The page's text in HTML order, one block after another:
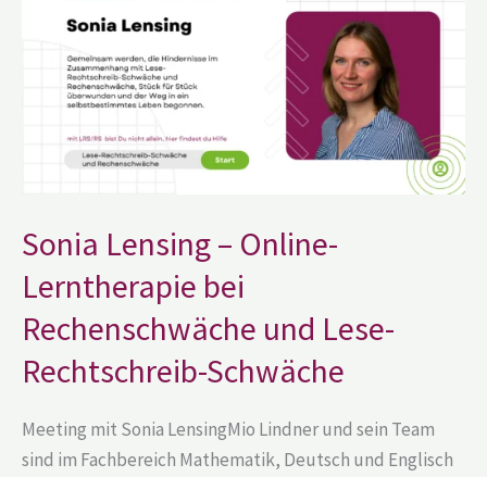
Sonia Lensing – Online-
Lerntherapie bei
Rechenschwäche und Lese-
Rechtschreib-Schwäche
Meeting mit Sonia LensingMio Lindner und sein Team
sind im Fachbereich Mathematik, Deutsch und Englisch
Lerntherapie
Rechenschwäche
und
Lese-
Schwäche